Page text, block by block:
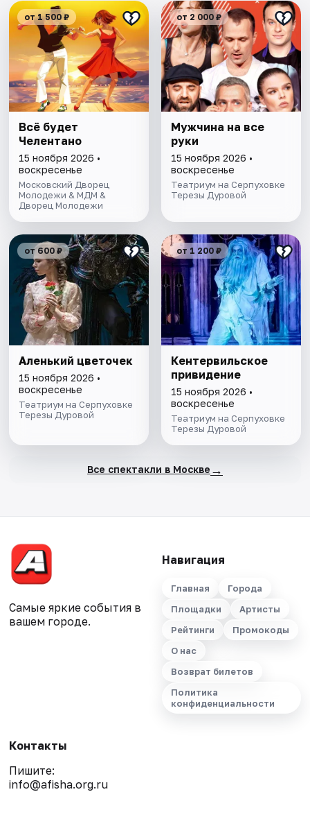
от 1 500 ₽
Всё будет
Челентано
15 ноября 2026 •
воскресенье
Московский Дворец
Молодежи & МДМ &
Дворец Молодежи
от 2 000 ₽
Мужчина на все
руки
15 ноября 2026 •
воскресенье
Театриум на Серпуховке
Терезы Дуровой
от 600 ₽
Аленький цветочек
15 ноября 2026 •
воскресенье
Театриум на Серпуховке
Терезы Дуровой
от 1 200 ₽
Кентервильское
привидение
15 ноября 2026 •
воскресенье
Театриум на Серпуховке
Терезы Дуровой
Все спектакли в Москве →
Самые яркие события в
вашем городе.
Навигация
Главная
Города
Площадки
Артисты
Рейтинги
Промокоды
О нас
Возврат билетов
Политика
конфиденциальности
Контакты
Пишите:
info@afisha.org.ru